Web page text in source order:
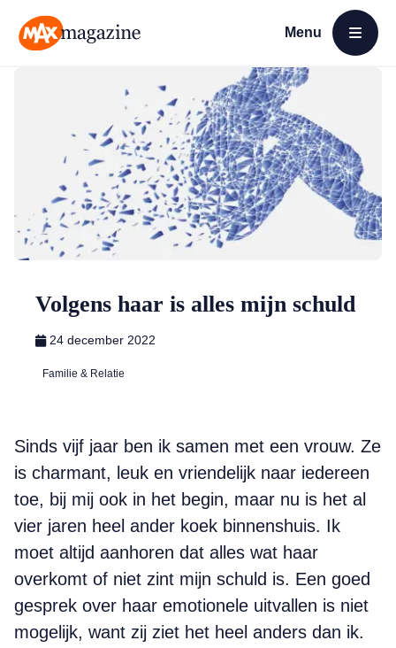
Menu
Open menu
Volgens haar is alles mijn schuld
24 december 2022
Familie & Relatie
Sinds vijf jaar ben ik samen met een vrouw. Ze
is charmant, leuk en vriendelijk naar iedereen
toe, bij mij ook in het begin, maar nu is het al
vier jaren heel ander koek binnenshuis. Ik
moet altijd aanhoren dat alles wat haar
overkomt of niet zint mijn schuld is. Een goed
gesprek over haar emotionele uitvallen is niet
mogelijk, want zij ziet het heel anders dan ik.